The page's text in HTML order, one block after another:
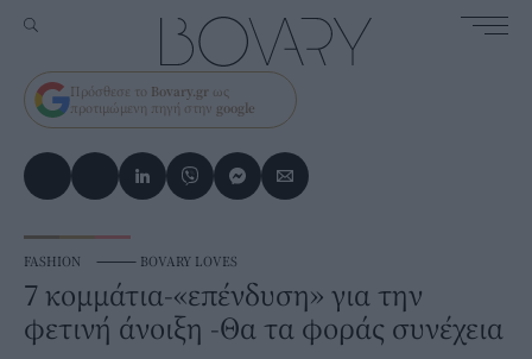
Πρόσθεσε το Bovary.gr ως
προτιμώμενη πηγή στην google
FASHION ⸻ BOVARY LOVES
7 κομμάτια-«επένδυση» για την
φετινή άνοιξη -Θα τα φοράς συνέχεια